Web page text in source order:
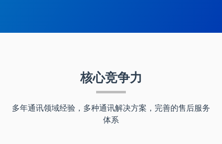
核心竞争力
多年通讯领域经验，多种通讯解决方案，完善的售后服务
体系